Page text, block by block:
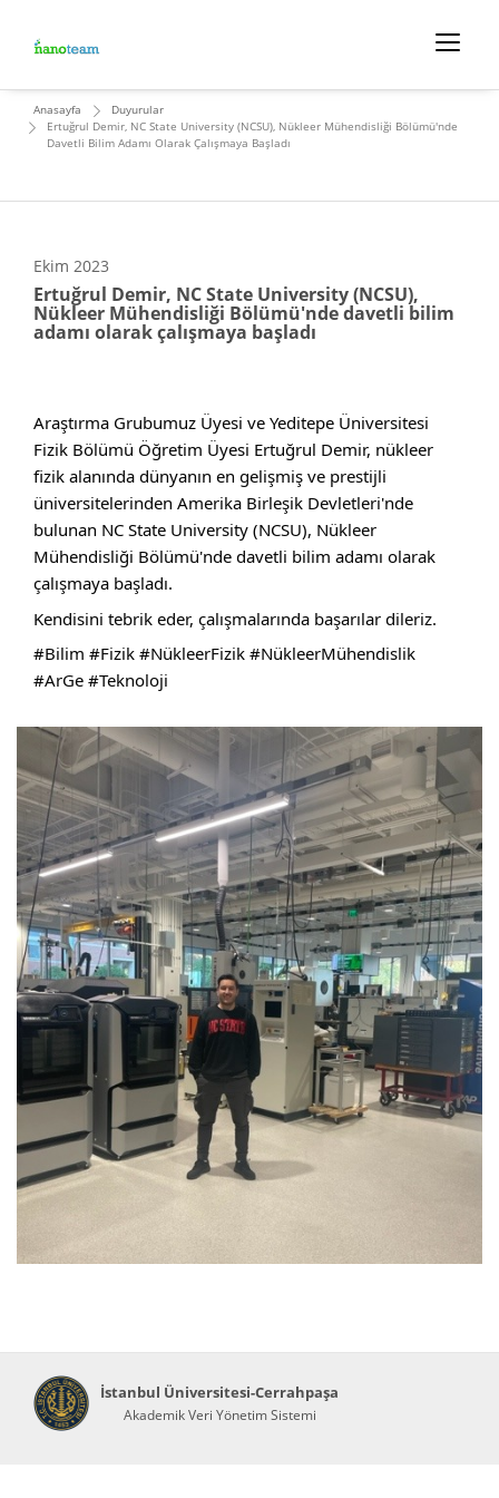
Anasayfa
Duyurular
Ertuğrul Demir, NC State University (NCSU), Nükleer Mühendisliği Bölümü'nde
Davetli Bilim Adamı Olarak Çalışmaya Başladı
Ekim 2023
Ertuğrul Demir, NC State University (NCSU),
Nükleer Mühendisliği Bölümü'nde davetli bilim
adamı olarak çalışmaya başladı
Araştırma Grubumuz Üyesi ve Yeditepe Üniversitesi
Fizik Bölümü Öğretim Üyesi Ertuğrul Demir, nükleer
fizik alanında dünyanın en gelişmiş ve prestijli
üniversitelerinden Amerika Birleşik Devletleri'nde
bulunan NC State University (NCSU), Nükleer
Mühendisliği Bölümü'nde davetli bilim adamı olarak
çalışmaya başladı.
Kendisini tebrik eder, çalışmalarında başarılar dileriz.
#Bilim #Fizik #NükleerFizik #NükleerMühendislik
#ArGe #Teknoloji
İstanbul Üniversitesi-Cerrahpaşa
Akademik Veri Yönetim Sistemi